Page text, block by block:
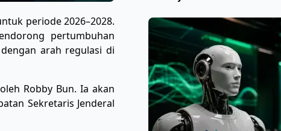
periode 2026–2028.
pertumbuhan
arah regulasi di
Robby Bun. Ia akan
Sekretaris Jenderal